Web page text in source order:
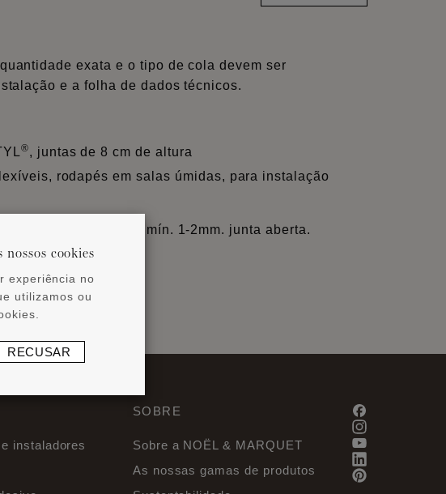
exata e o tipo de cola devem ser
e a folha de dados técnicos.
®, juntas de 8 cm de altura
rodapés em salas úmidas, para instalação
LIQUID, WAVE = mín. 1-2mm. junta aberta.
instaladores
SOBRE
Sobre a NOËL & MARQUET
As nossas gamas de produtos
cookies
experiência no
utilizamos ou
RECUSAR